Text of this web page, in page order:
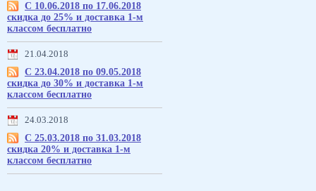
С 10.06.2018 по 17.06.2018
скидка до 25% и доставка 1-м
классом бесплатно
21.04.2018
С 23.04.2018 по 09.05.2018
скидка до 30% и доставка 1-м
классом бесплатно
24.03.2018
С 25.03.2018 по 31.03.2018
скидка 20% и доставка 1-м
классом бесплатно